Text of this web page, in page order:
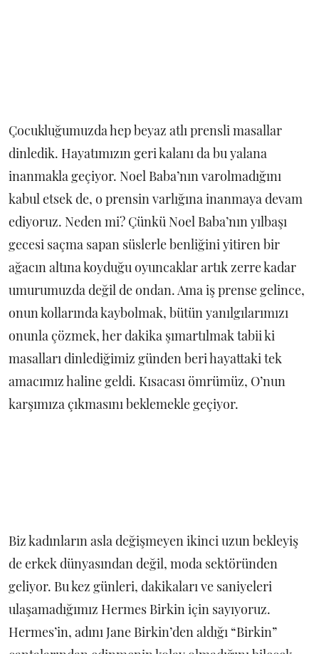
Çocukluğumuzda hep beyaz atlı prensli masallar
dinledik. Hayatımızın geri kalanı da bu yalana
inanmakla geçiyor. Noel Baba’nın varolmadığını
kabul etsek de, o prensin varlığına inanmaya devam
ediyoruz. Neden mi? Çünkü Noel Baba’nın yılbaşı
gecesi saçma sapan süslerle benliğini yitiren bir
ağacın altına koyduğu oyuncaklar artık zerre kadar
umurumuzda değil de ondan. Ama iş prense gelince,
onun kollarında kaybolmak, bütün yanılgılarımızı
onunla çözmek, her dakika şımartılmak tabii ki
masalları dinlediğimiz günden beri hayattaki tek
amacımız haline geldi. Kısacası ömrümüz, O’nun
karşımıza çıkmasını beklemekle geçiyor.
Biz kadınların asla değişmeyen ikinci uzun bekleyiş
de erkek dünyasından değil, moda sektöründen
geliyor. Bu kez günleri, dakikaları ve saniyeleri
ulaşamadığımız Hermes Birkin için sayıyoruz.
Hermes’in, adını Jane Birkin’den aldığı “Birkin”